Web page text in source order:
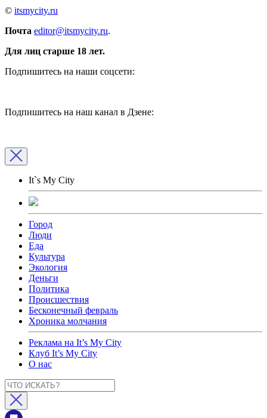
© itsmycity.ru
Почта editor@itsmycity.ru.
Для лиц старше 18 лет.
Подпишитесь на наши соцсети:
Подпишитесь на наш канал в Дзене:
It`s My City
Город
Люди
Еда
Культура
Экология
Деньги
Политика
Происшествия
Бесконечный февраль
Хроника молчания
Реклама на It’s My City
Клуб It’s My City
О нас